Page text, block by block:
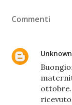
Commenti
Unknown
ricevuto